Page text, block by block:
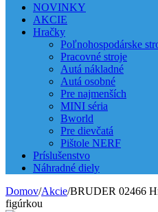
NOVINKY
AKCIE
Hračky
Poľnohospodárske
Pracovné stroje
Autá nákladné
Autá osobné
Pre najmenších
MINI séria
Bworld
Pre dievčatá
Pištole NERF
Príslušenstvo
Náhradné diely
Domov/Akcie/BRUDER 02466
figúrkou